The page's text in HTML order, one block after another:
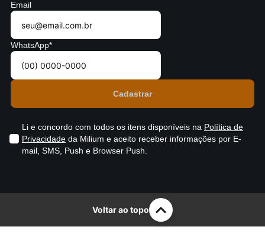
Email
WhatsApp*
Li e concordo com todos os itens disponíveis na Política de
Privacidade da Milium e aceito receber informações por E-
mail, SMS, Push e Browser Push.
Voltar ao topo